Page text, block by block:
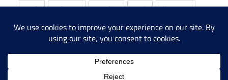
Punk
Reliquias Reseñas Rock
Shoegaze
Stoner
Underground Álbum